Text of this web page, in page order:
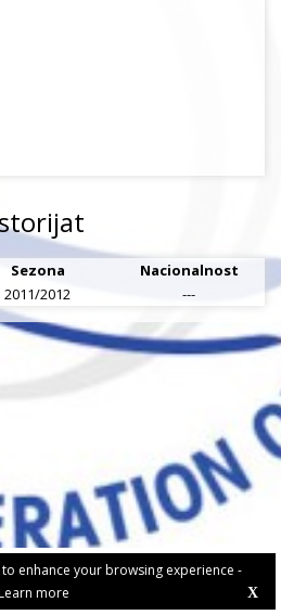
enhance your browsing experience -
more
X
Sezona
Nacionalnost
2011/2012 ---